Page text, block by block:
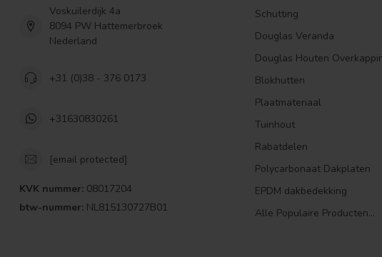
Voskuilerdijk 4a
8094 PW Hattemerbroek
Nederland
+31 (0)38 - 376 0173
+31630830261
[email protected]
KVK nummer: 08017204
btw-nummer: NL815130727B01
Schutting
Douglas Veranda
Douglas Houten
Blokhutten
Plaatmateriaal
Tuinhout
Rabatdelen
Polycarbonaat Dakplaten
EPDM dakbedekking
Alle Populaire Producten...